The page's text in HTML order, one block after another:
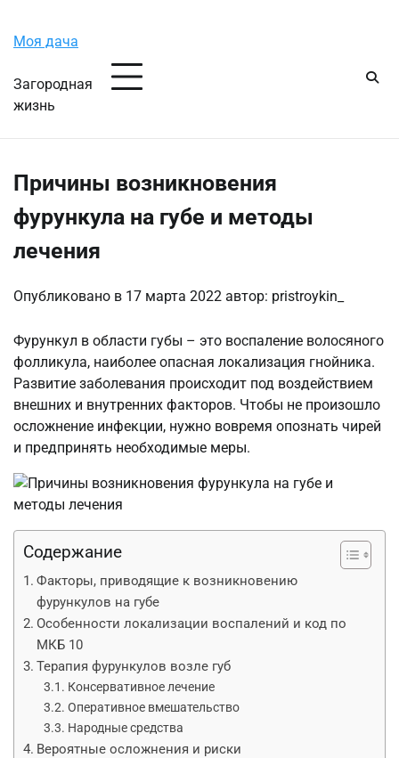
содержимому
Моя дача
Загородная
жизнь
Причины возникновения
фурункула на губе и методы
лечения
Опубликовано в 17 марта 2022 автор: pristroykin_
Фурункул в области губы – это воспаление волосяного
фолликула, наиболее опасная локализация гнойника.
Развитие заболевания происходит под воздействием
внешних и внутренних факторов. Чтобы не произошло
осложнение инфекции, нужно вовремя опознать чирей
и предпринять необходимые меры.
Содержание
Факторы, приводящие к возникновению
фурункулов на губе
Особенности локализации воспалений и код по
МКБ 10
Терапия фурункулов возле губ
Консервативное лечение
Оперативное вмешательство
Народные средства
Вероятные осложнения и риски